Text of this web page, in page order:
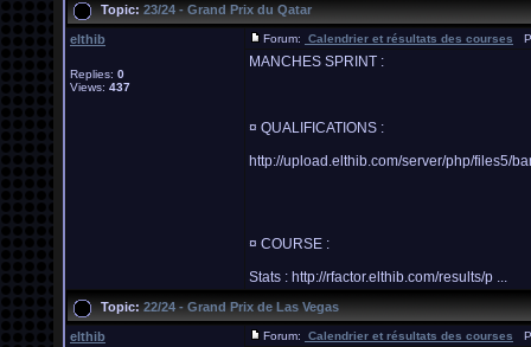
Topic: 23/24 - Grand Prix du Qatar
elthib
Replies: 0
Views: 437
Forum: Calendrier et résultats des courses
MANCHES SPRINT :
¤ QUALIFICATIONS :
http://upload.elthib.com/server/php/files5/
¤ COURSE :
Stats : http://rfactor.elthib.com/results/p ...
Topic: 22/24 - Grand Prix de Las Vegas
elthib Forum: Calendrier et résultats des courses